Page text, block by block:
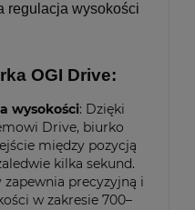
regulacja wysokości
OGI Drive:
wysokości: Dzięki
Drive, biurko
między pozycją
kilka sekund.
precyzyjną i
w zakresie 700–